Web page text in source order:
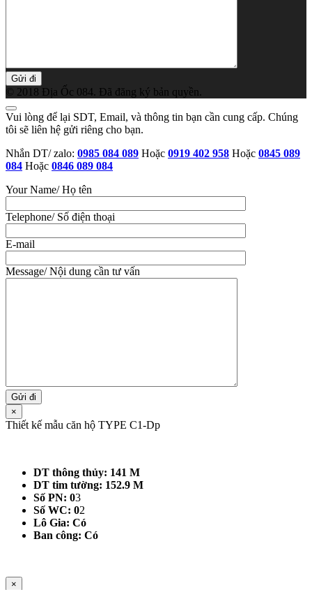
© 2018 Địa Ốc 084. Đã đăng ký bản quyền.
Vui lòng để lại SDT, Email, và thông tin bạn cần cung cấp. Chúng
tôi sẽ liên hệ gửi riêng cho bạn.
Nhắn DT/ zalo: 0985 084 089 Hoặc 0919 402 958 Hoặc 0845 089
084 Hoặc 0846 089 084
Your Name/ Họ tên
Telephone/ Số điện thoại
E-mail
Message/ Nội dung cần tư vấn
×
Thiết kế mẫu căn hộ TYPE C1-Dp
DT thông thủy: 141 M
DT tim tường: 152.9 M
Số PN: 03
Số WC: 02
Lô Gia: Có
Ban công: Có
×